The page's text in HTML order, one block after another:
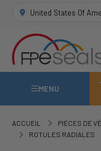
United States Of
MENU
ACCUEIL PIÈCES DE
ROTULES RADIALES